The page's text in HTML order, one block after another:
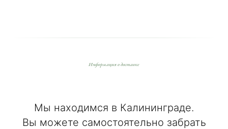
Информация о доставке
Мы находимся в Калининграде.
Вы можете самостоятельно забрать